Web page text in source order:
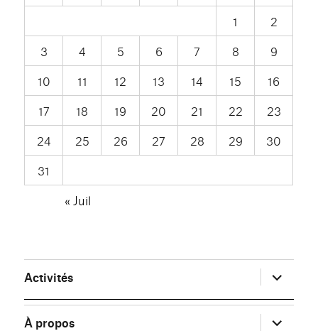
1
2
3
4 5 6 7 8
9
10
11 12 13 14 15
16
17
18 19 20 21 22
23
24
25 26 27 28 29
30
31
« Juil
Activités ouvrir
le
sous-
menu
À propos
ouvrir